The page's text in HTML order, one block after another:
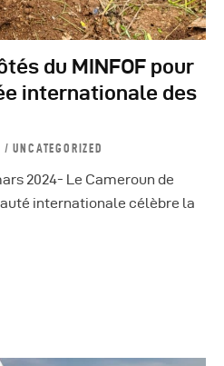
du MINFOF pour
internationale des
/UNCATEGORIZED
2024- Le Cameroun de
internationale célèbre la